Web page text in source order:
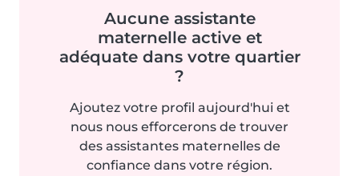
Aucune assistante
maternelle active et
adéquate dans votre quartier
?
Ajoutez votre profil aujourd'hui et
nous nous efforcerons de trouver
des assistantes maternelles de
confiance dans votre région.